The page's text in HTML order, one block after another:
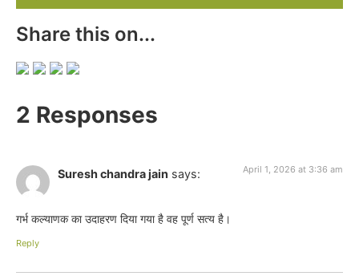
Share this on...
2 Responses
Suresh chandra jain says: April 1, 2026 at 3:36 am
गर्भ कल्याणक का उदाहरण दिया गया है वह पूर्ण सत्य है।
Reply